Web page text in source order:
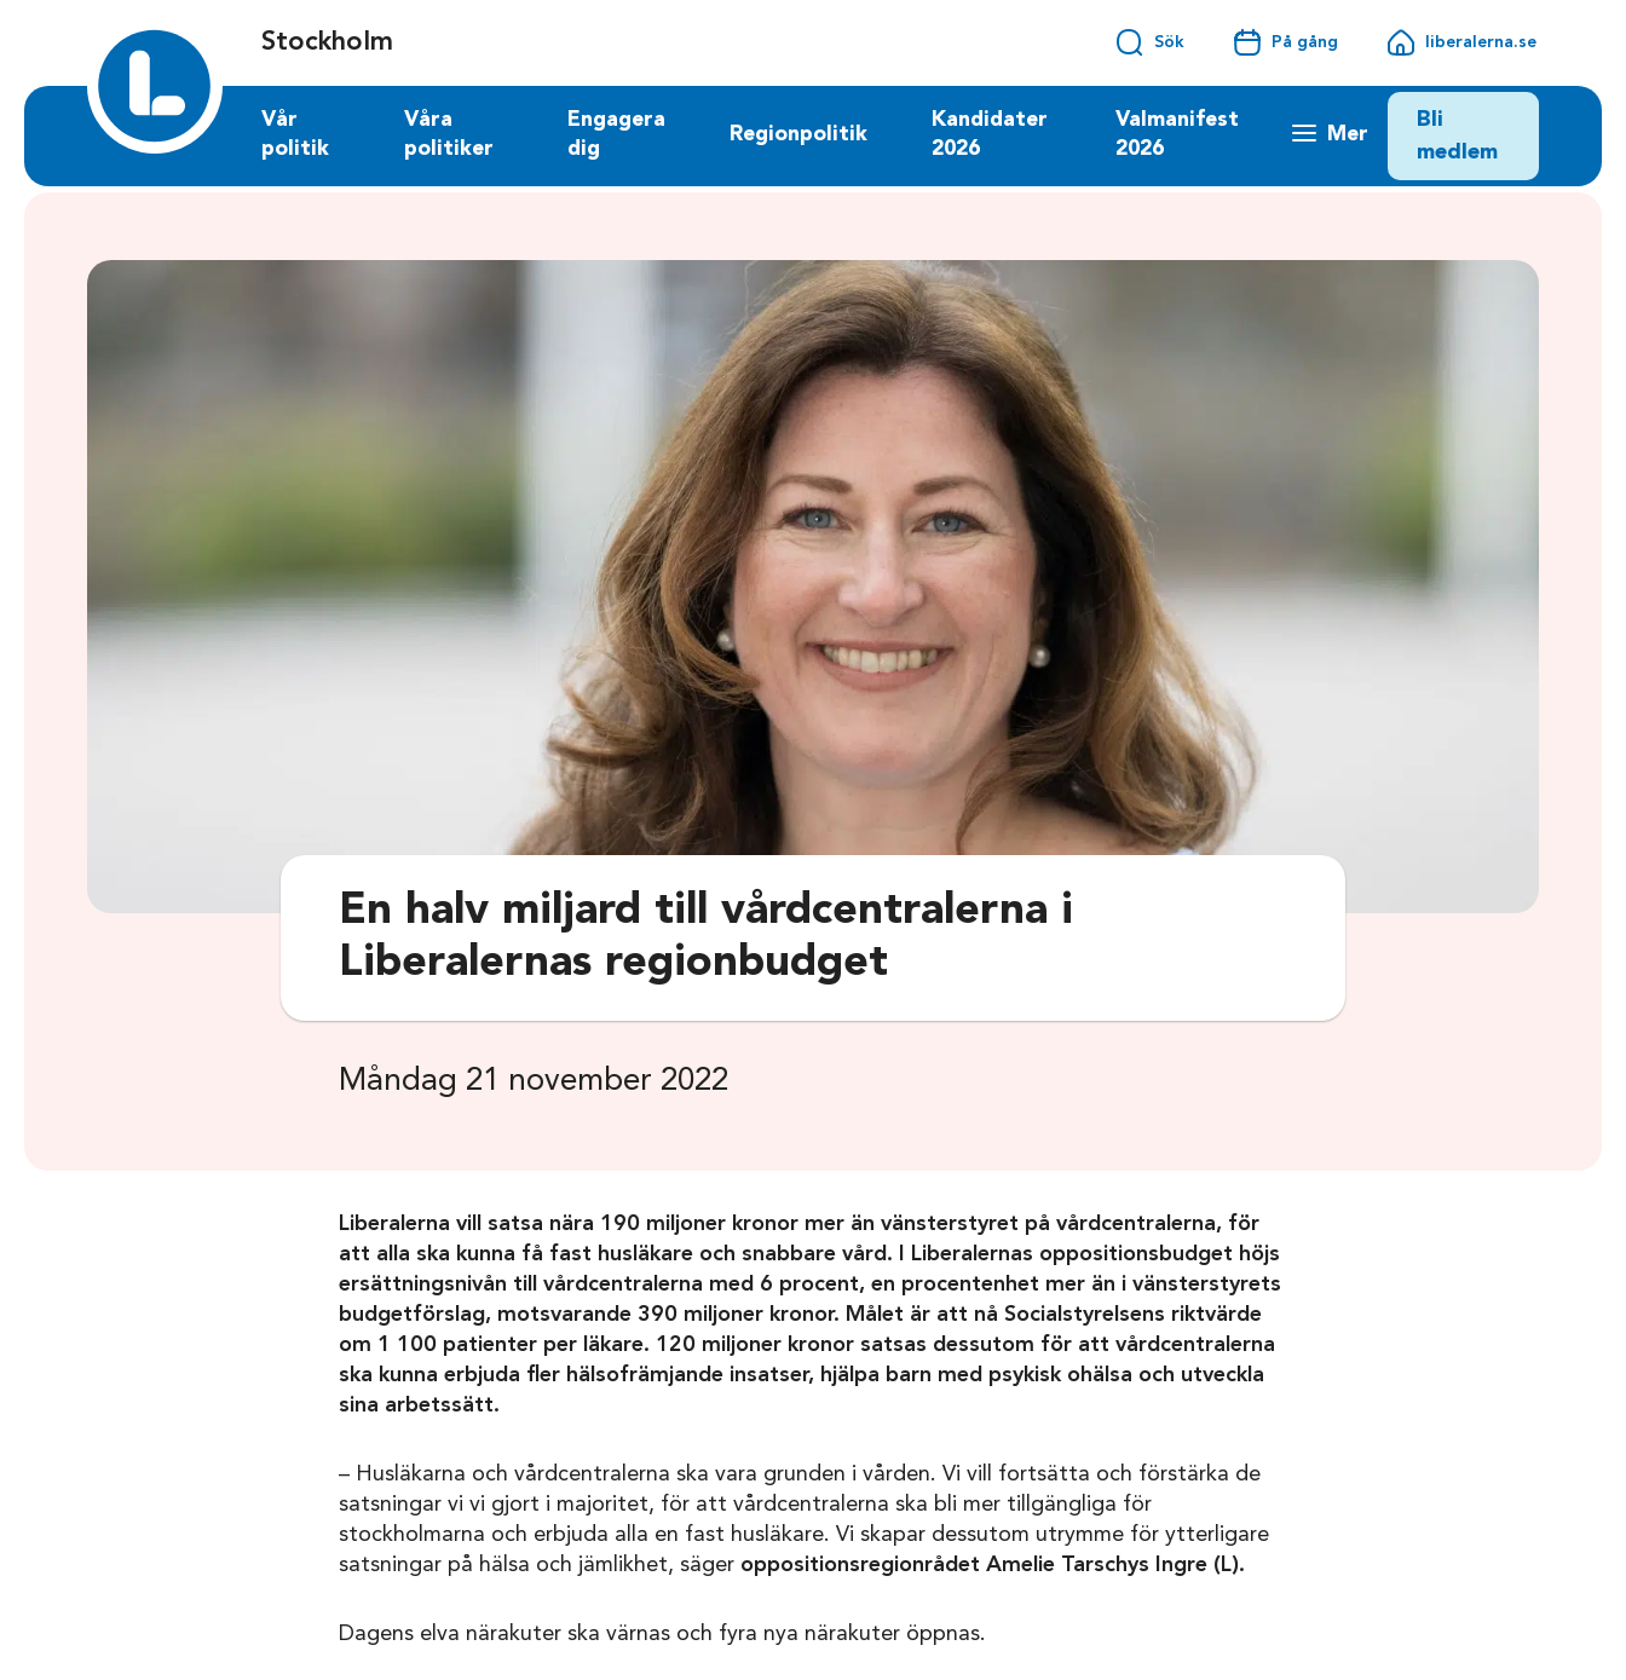
Stockholm Sök På gång liberalerna.se
Vår
politik
Våra
politiker
Engagera
dig
Regionpolitik
Kandidater
2026
Valmanifest
2026
Mer
Bli
medlem
En halv miljard till vårdcentralerna i
Liberalernas regionbudget
Måndag 21 november 2022
Liberalerna vill satsa nära 190 miljoner kronor mer än vänsterstyret på vårdcentralerna, för
att alla ska kunna få fast husläkare och snabbare vård. I Liberalernas oppositionsbudget höjs
ersättningsnivån till vårdcentralerna med 6 procent, en procentenhet mer än i vänsterstyrets
budgetförslag, motsvarande 390 miljoner kronor. Målet är att nå Socialstyrelsens riktvärde
om 1 100 patienter per läkare. 120 miljoner kronor satsas dessutom för att vårdcentralerna
ska kunna erbjuda fler hälsofrämjande insatser, hjälpa barn med psykisk ohälsa och utveckla
sina arbetssätt.
– Husläkarna och vårdcentralerna ska vara grunden i vården. Vi vill fortsätta och förstärka de
satsningar vi vi gjort i majoritet, för att vårdcentralerna ska bli mer tillgängliga för
stockholmarna och erbjuda alla en fast husläkare. Vi skapar dessutom utrymme för ytterligare
satsningar på hälsa och jämlikhet, säger oppositionsregionrådet Amelie Tarschys Ingre (L).
Dagens elva närakuter ska värnas och fyra nya närakuter öppnas.